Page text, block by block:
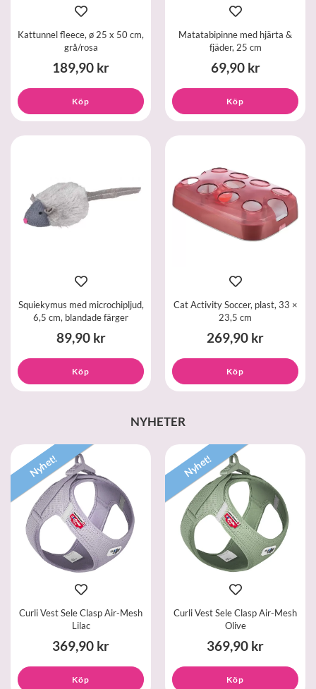
Kattunnel fleece, ø 25 x 50 cm,
grå/rosa
189,90 kr
Köp
Matatabipinne med hjärta &
fjäder, 25 cm
69,90 kr
Köp
Squiekymus med microchipljud,
6,5 cm, blandade färger
89,90 kr
Köp
Cat Activity Soccer, plast, 33 ×
23,5 cm
269,90 kr
Köp
NYHETER
Nyhet!
Curli Vest Sele Clasp Air-Mesh
Lilac
369,90 kr
Köp
Nyhet!
Curli Vest Sele Clasp Air-Mesh
Olive
369,90 kr
Köp